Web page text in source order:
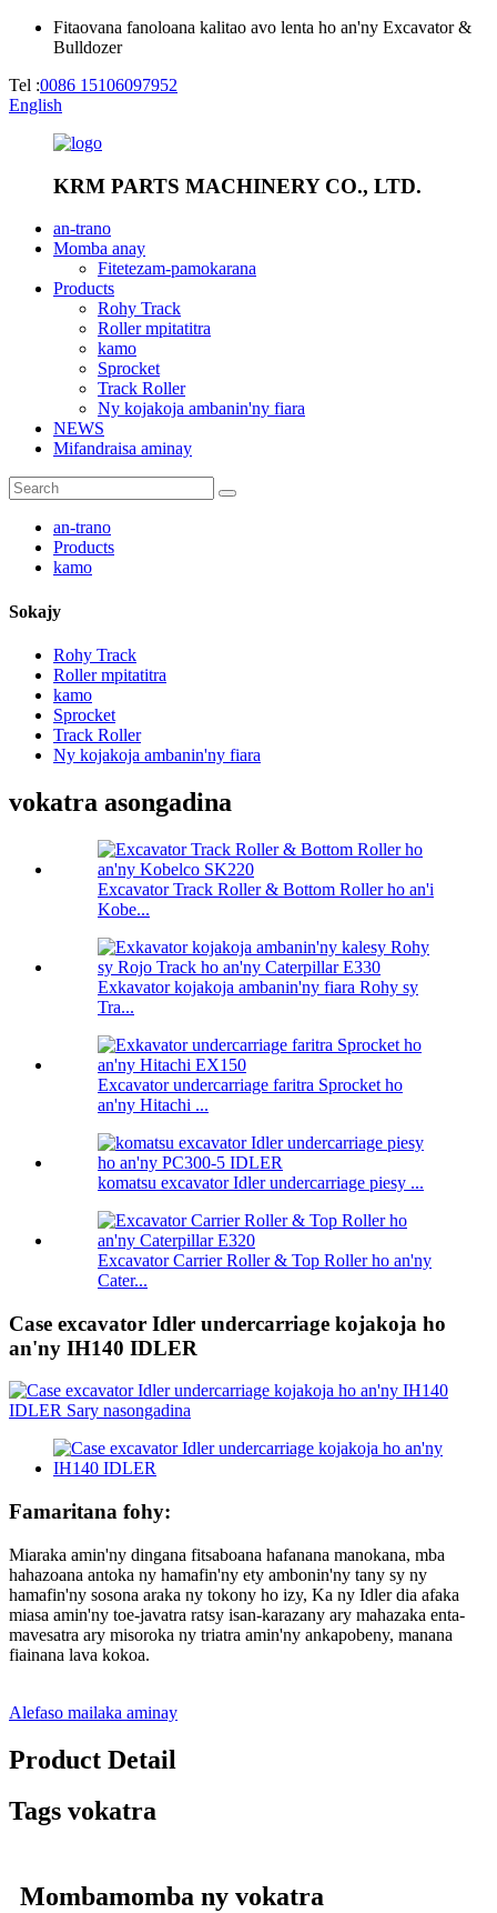
Fitaovana fanoloana kalitao avo lenta ho an'ny Excavator &
Bulldozer
Tel :0086 15106097952
English
KRM PARTS MACHINERY CO., LTD.
an-trano
Momba anay
Fitetezam-pamokarana
Products
Rohy Track
Roller mpitatitra
kamo
Sprocket
Track Roller
Ny kojakoja ambanin'ny fiara
NEWS
Mifandraisa aminay
an-trano
Products
kamo
Sokajy
Rohy Track
Roller mpitatitra
kamo
Sprocket
Track Roller
Ny kojakoja ambanin'ny fiara
vokatra asongadina
Excavator Track Roller & Bottom Roller ho an'i
Kobe...
Exkavator kojakoja ambanin'ny fiara Rohy sy
Tra...
Excavator undercarriage faritra Sprocket ho
an'ny Hitachi ...
komatsu excavator Idler undercarriage piesy ...
Excavator Carrier Roller & Top Roller ho an'ny
Cater...
Case excavator Idler undercarriage kojakoja ho
an'ny IH140 IDLER
Famaritana fohy:
Miaraka amin'ny dingana fitsaboana hafanana manokana, mba
hahazoana antoka ny hamafin'ny ety ambonin'ny tany sy ny
hamafin'ny sosona araka ny tokony ho izy, Ka ny Idler dia afaka
miasa amin'ny toe-javatra ratsy isan-karazany ary mahazaka enta-
mavesatra ary misoroka ny triatra amin'ny ankapobeny, manana
fiainana lava kokoa.
Alefaso mailaka aminay
Product Detail
Tags vokatra
Mombamomba ny vokatra